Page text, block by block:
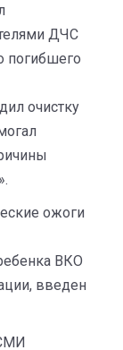
ДЧС
погибшего
очистку
ожоги
ВКО
введен